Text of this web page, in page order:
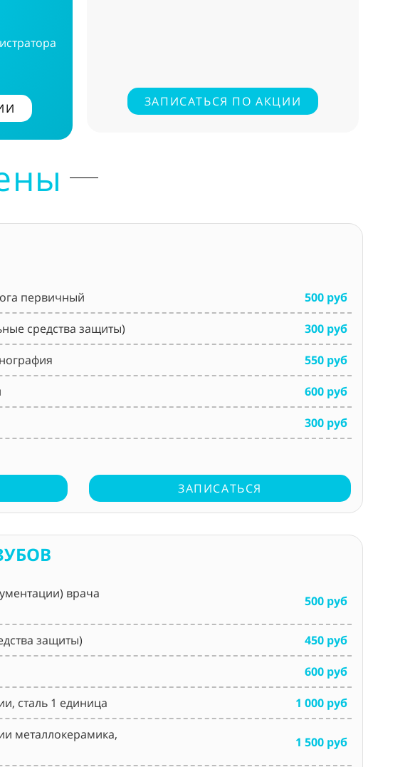
ЗАПИСАТЬСЯ ПО АКЦИИ
первичный
500 руб
средства защиты)
300 руб
550 руб
600 руб
300 руб
ЗАПИСАТЬСЯ
врача
500 руб
защиты)
450 руб
600 руб
сталь 1 единица
1 000 руб
металлокерамика,
1 500 руб